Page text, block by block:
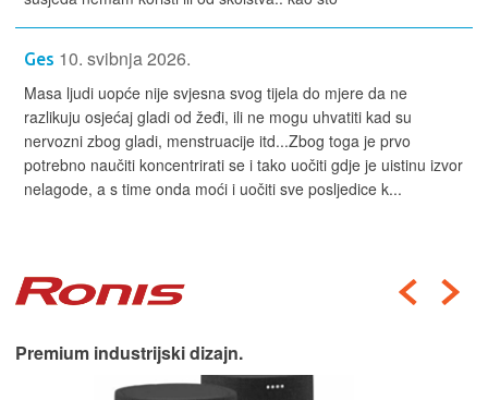
Ges 10. svibnja 2026.
Masa ljudi uopće nije svjesna svog tijela do mjere da ne
razlikuju osjećaj gladi od žeđi, ili ne mogu uhvatiti kad su
nervozni zbog gladi, menstruacije itd...Zbog toga je prvo
potrebno naučiti koncentrirati se i tako uočiti gdje je uistinu izvor
nelagode, a s time onda moći i uočiti sve posljedice k...
Premium industrijski dizajn.